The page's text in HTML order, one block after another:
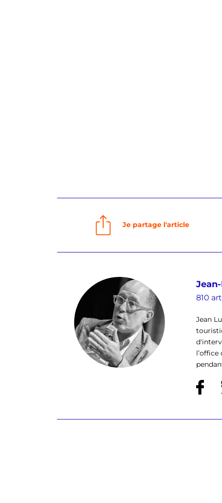
Je partage l'article
810
Jean